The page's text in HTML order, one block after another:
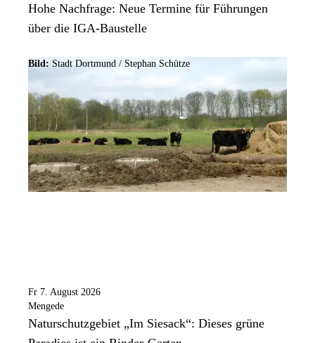
Hohe Nachfrage: Neue Termine für Führungen
über die IGA-Baustelle
Bild: Stadt Dortmund / Stephan Schütze
Fr 7. August 2026
Mengede
Naturschutzgebiet „Im Siesack“: Dieses grüne